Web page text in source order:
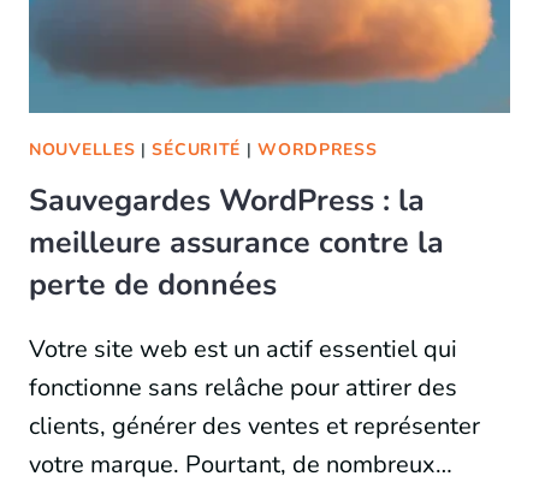
NOUVELLES |SÉCURITÉ |WORDPRESS
Sauvegardes WordPress : la
meilleure assurance contre la
perte de données
Votre site web est un actif essentiel qui
fonctionne sans relâche pour attirer des
clients, générer des ventes et représenter
votre marque. Pourtant, de nombreux…